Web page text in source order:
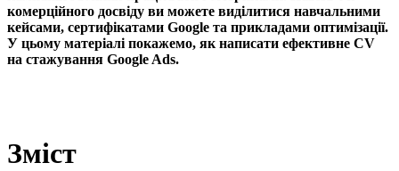
комерційного досвіду ви можете виділитися навчальними
кейсами, сертифікатами Google та прикладами оптимізації.
У цьому матеріалі покажемо, як написати ефективне CV
на стажування Google Ads.
Зміст